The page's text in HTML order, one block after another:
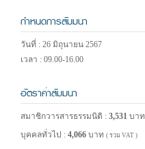
กำหนดการสัมมนา
วันที่ : 26 มิถุนายน 2567
เวลา : 09.00-16.00
อัตราค่าสัมมนา
สมาชิกวารสารธรรมนิติ : 3,531 บาท
บุคคลทั่วไป : 4,066 บาท ( รวม VAT )